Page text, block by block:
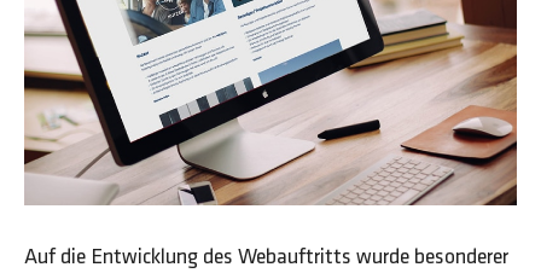
Auf die Entwicklung des Webauftritts wurde besonderer